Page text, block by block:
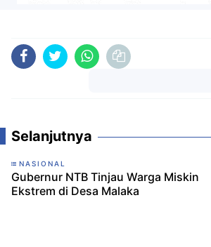
Selanjutnya
NASIONAL
Gubernur NTB Tinjau Warga Miskin
Ekstrem di Desa Malaka